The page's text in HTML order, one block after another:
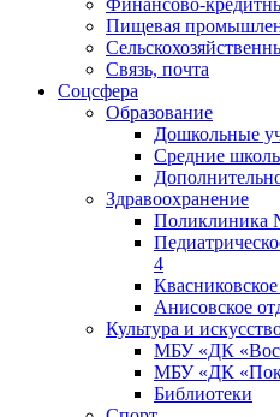
Финансово-
Пищевая
Связь, почта
Соцсфера
Образование
Дошкольные
Средние
Здравоохранение
Поликлиника
4
Анисовское
Культура и
МБУ «ДК
МБУ «ДК
Библиотеки